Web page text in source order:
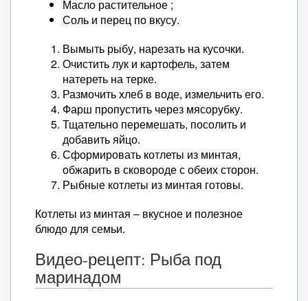
Масло растительное ;
Соль и перец по вкусу.
Вымыть рыбу, нарезать на кусочки.
Очистить лук и картофель, затем
натереть на терке.
Размочить хлеб в воде, измельчить его.
Фарш пропустить через мясорубку.
Тщательно перемешать, посолить и
добавить яйцо.
Сформировать котлеты из минтая,
обжарить в сковороде с обеих сторон.
Рыбные котлеты из минтая готовы.
Котлеты из минтая – вкусное и полезное
блюдо для семьи.
Видео-рецепт: Рыба под
маринадом